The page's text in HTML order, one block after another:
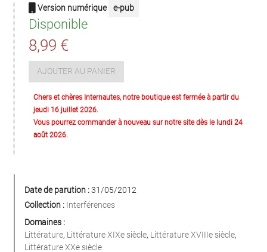
Version numérique e-pub
Disponible
8,99 €
AJOUTER AU PANIER
Chers et chères Internautes, notre boutique est fermée à partir du
jeudi 16 juillet 2026.
Vous pourrez commander à nouveau sur notre site dès le lundi 24
août 2026.
Date de parution :31/05/2012
Collection : Interférences
Domaines :
Littérature, Littérature XIXe siècle, Littérature XVIIIe siècle,
Littérature XXe siècle